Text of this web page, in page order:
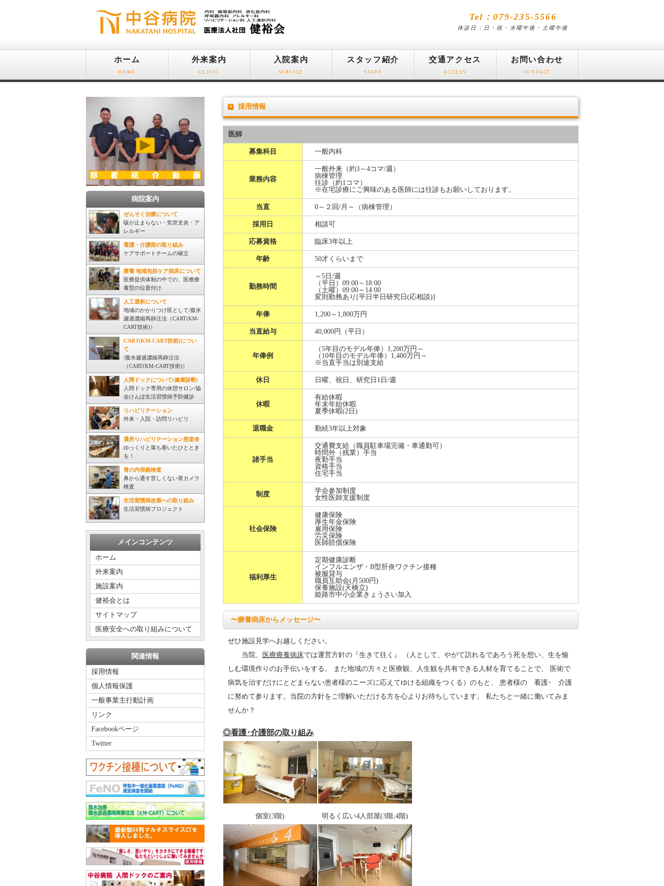
Tel：079-235-5566
休診日：日・祝・水曜午後・土曜午後
ホーム
HOME
外来案内
CLINIC
入院案内
SERVICE
スタッフ紹介
STAFF
交通アクセス
ACCESS
お問い合わせ
CONTACT
採用情報
医師
募集科目 一般内科
業務内容
一般外来（約3～4コマ/週）
病棟管理
往診（約1コマ）
※在宅診療にご興味のある医師には往診もお願いしております。
当直 0～２回/月～（病棟管理）
採用日 相談可
応募資格 臨床3年以上
年齢 50才くらいまで
勤務時間
～5日/週
（平日）09:00～18:00
（土曜）09:00～14:00
変則勤務あり[平日半日研究日(応相談)]
年俸 1,200～1,800万円
当直給与 40,000円（平日）
年俸例
（5年目のモデル年俸）1,200万円～
（10年目のモデル年俸）1,400万円～
※当直手当は別途支給
休日 日曜、祝日、研究日1日/週
休暇
有給休暇
年末年始休暇
夏季休暇(2日)
退職金 勤続3年以上対象
諸手当
交通費支給（職員駐車場完備・車通勤可）
時間外（残業）手当
夜勤手当
資格手当
住宅手当
制度
学会参加制度
女性医師支援制度
社会保険
健康保険
厚生年金保険
雇用保険
労災保険
医師賠償保険
福利厚生
定期健康診断
インフルエンザ・B型肝炎ワクチン接種
被服貸与
職員互助会(月500円)
保養施設(天橋立)
姫路市中小企業きょうさい加入
〜療養病床からメッセージ〜
ぜひ施設見学へお越しください。
当院、
医療療養病床では運営方針の『生きて往く』 （人として、やがて訪れるであろう死を想い、生を愉
しむ環境作りのお手伝いをする。 また地域の方々と医療観、人生観を共有できる人材を育てることで、 医術で
病気を治すだけにとどまらない患者様のニーズに応えてゆける組織をつくる）のもと、 患者様の 看護･ 介護
に努めて参ります。当院の方針をご理解いただける方を心よりお待ちしています。 私たちと一緒に働いてみま
せんか？
◎看護･介護部の取り組み
個室(3階) 明るく広い4人部屋(3階,4階)
病院案内
ぜんそく治療について
咳が止まらない・気管支炎・ア
レルギー
看護・介護部の取り組み
ケアサポートチームの確立
療養 地域包括ケア病床について
医療提供体制の中での、医療療
養型の位置付け
人工透析について
地域のかかりつけ医として/腹水
濾過濃縮再静注法（CART(KM-
CART技術)）
CART(KM-CART技術)につい
て
/腹水濾過濃縮再静注法
（CART(KM-CART技術)）
人間ドックについて(健康診断)
人間ドック専用の休憩サロン/協
会けんぽ生活習慣病予防健診
リハビリテーション
外来・入院・訪問リハビリ
通所リハビリテーション悠楽舎
ゆっくりと落ち着いたひととき
を！
胃の内視鏡検査
鼻から通す苦しくない胃カメラ
検査
生活習慣病改善への取り組み
生活習慣病プロジェクト
メインコンテンツ
ホーム
外来案内
施設案内
健裕会とは
サイトマップ
医療安全への取り組みについて
関連情報
採用情報
個人情報保護
一般事業主行動計画
リンク
Facebookページ
Twitter